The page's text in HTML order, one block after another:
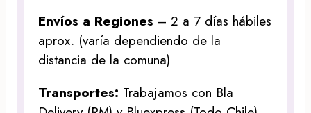
Envíos a Regiones – 2 a 7 días hábiles
aprox. (varía dependiendo de la
distancia de la comuna)
Transportes: Trabajamos con Bla